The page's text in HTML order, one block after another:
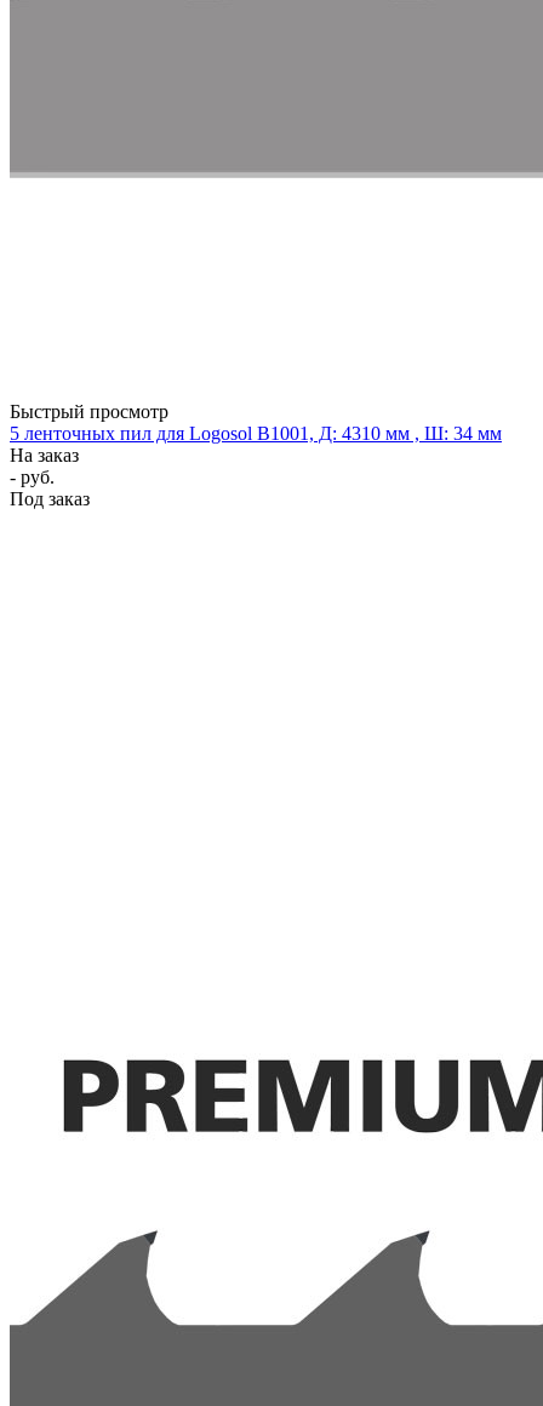
Быстрый просмотр
5 ленточных пил для Logosol B1001, Д: 4310 мм , Ш: 34 мм
На заказ
- руб.
Под заказ